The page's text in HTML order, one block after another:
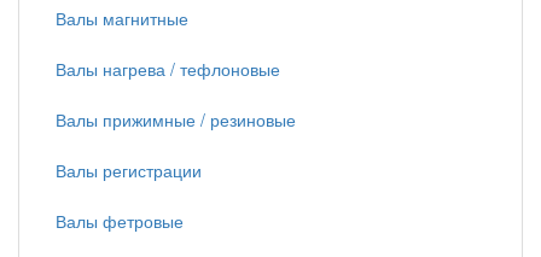
Валы магнитные
Валы нагрева / тефлоновые
Валы прижимные / резиновые
Валы регистрации
Валы фетровые